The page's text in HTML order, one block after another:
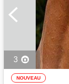
3
NOUVEAU